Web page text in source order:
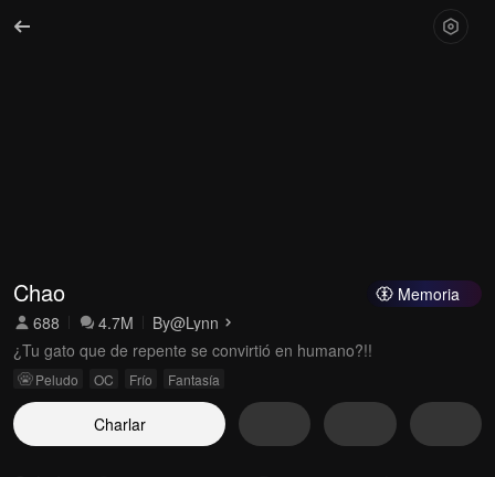
Memoria
Chao
688 4.7M By@Lynn
¿Tu gato que de repente se convirtió en humano?!!
Peludo OC Frío Fantasía
Charlar